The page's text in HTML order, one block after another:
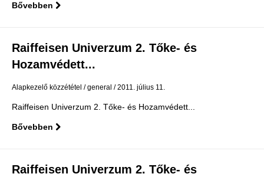
Bővebben
Raiffeisen Univerzum 2. Tőke- és
Hozamvédett...
Alapkezelő közzététel general 2011. július 11.
Raiffeisen Univerzum 2. Tőke- és Hozamvédett...
Bővebben
Raiffeisen Univerzum 2. Tőke- és